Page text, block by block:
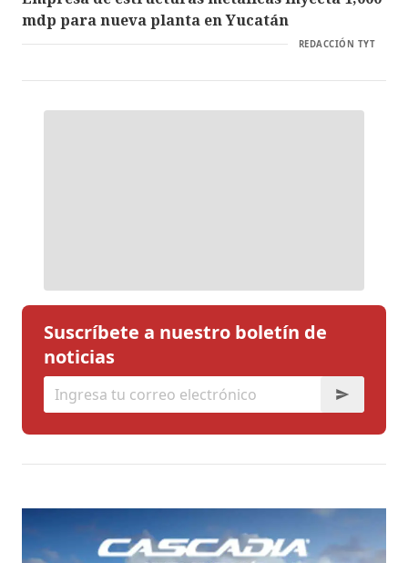
mdp para nueva planta en Yucatán
REDACCIÓN TYT
Suscríbete a nuestro boletín de
noticias